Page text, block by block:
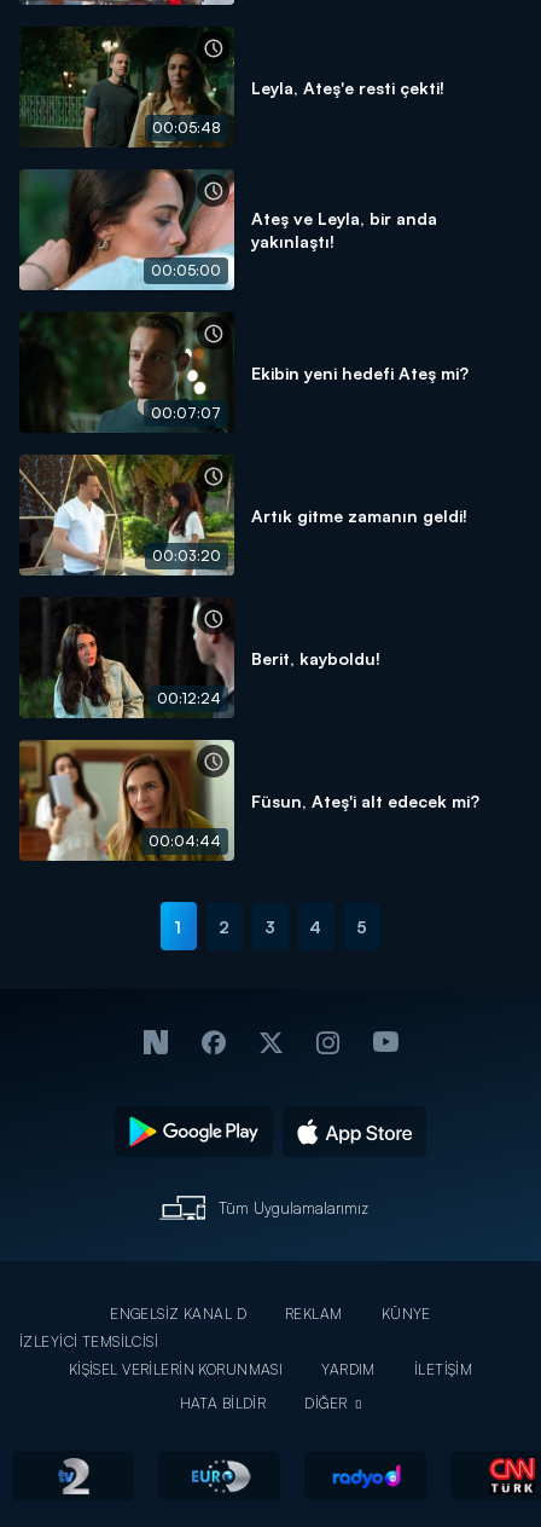
00:05:48
Leyla, Ateş'e resti çekti!
00:05:00
Ateş ve Leyla, bir anda
yakınlaştı!
00:07:07
Ekibin yeni hedefi Ateş mi?
00:03:20
Artık gitme zamanın geldi!
00:12:24
Berit, kayboldu!
00:04:44
Füsun, Ateş'i alt edecek mi?
1 2 3 4 5
Tüm Uygulamalarımız
ENGELSİZ KANAL D REKLAM
KÜNYE
İZLEYİCİ TEMSİLCİSİ
KİŞİSEL VERİLERİN KORUNMASI
YARDIM
İLETİŞİM
HATA BİLDİR
DİĞER